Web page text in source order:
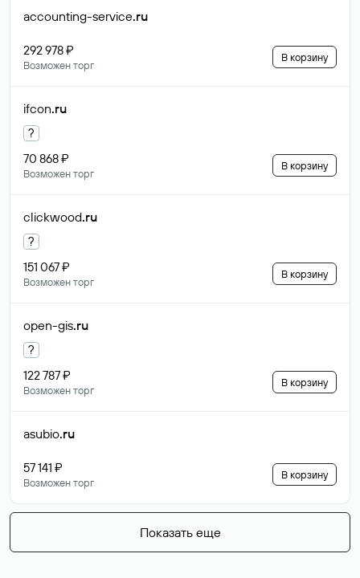
accounting-service.ru
292 978 ₽
Возможен торг
В корзину
ifcon.ru
?
70 868 ₽
Возможен торг
В корзину
clickwood.ru
?
151 067 ₽
Возможен торг
В корзину
open-gis.ru
?
122 787 ₽
Возможен торг
В корзину
asubio.ru
57 141 ₽
Возможен торг
В корзину
Показать еще